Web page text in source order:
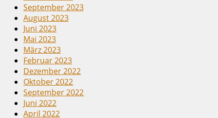
September 2023
August 2023
Juni 2023
Mai 2023
März 2023
Februar 2023
Dezember 2022
Oktober 2022
September 2022
Juni 2022
April 2022